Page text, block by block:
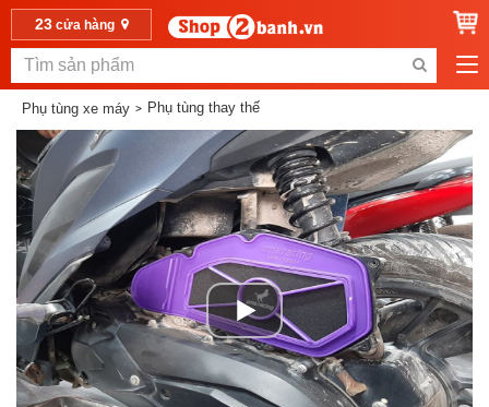
23cửa hàng
Phụ tùng xe máy Phụ tùng thay thế